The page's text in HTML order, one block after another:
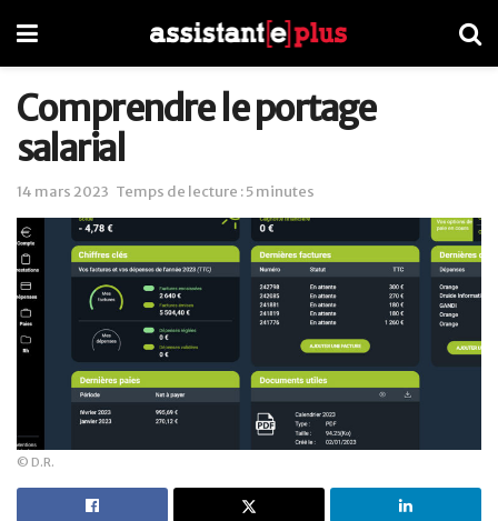
Comprendre le portage
salarial
14 mars 2023 Temps de lecture : 5 minutes
© D.R.